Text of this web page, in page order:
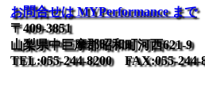
お問合せは MYPerformance まで
〒409-3851
山梨県中巨摩郡昭和町河西621-9
TEL:055-244-8200 FAX:055-244-